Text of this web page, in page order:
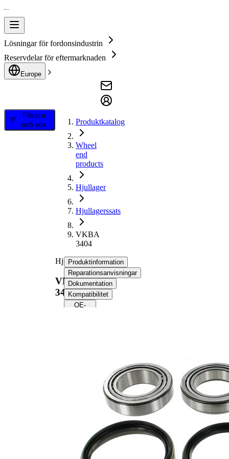
Lösningar för fordonsindustrin
Reservdelar för eftermarknaden
Europe
Filtrera
och sök
Produktkatalog
Wheel
end
products
Hjullager
Hjullagerssats
VKBA
3404
Hjullagerssats
VKBA
3404
Produktinformation
Reparationsanvisningar
Dokumentation
Kompatibilitet
OE-
mm
18,5
mm
Kompletteringsartikel/tilläggsinfo
med
packbox
Ytterdiameter 1
Ytterdiameter 2
75 mm
Innerdiameter 1
46 mm
Innerdiameter 2
45 mm